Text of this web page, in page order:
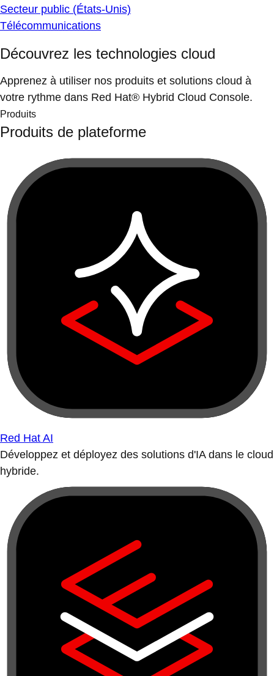
Secteur public (États-Unis)
Télécommunications
Découvrez les technologies cloud
Apprenez à utiliser nos produits et solutions cloud à
votre rythme dans Red Hat® Hybrid Cloud Console.
Produits
Produits de plateforme
Red Hat AI
Développez et déployez des solutions d'IA dans le cloud
hybride.